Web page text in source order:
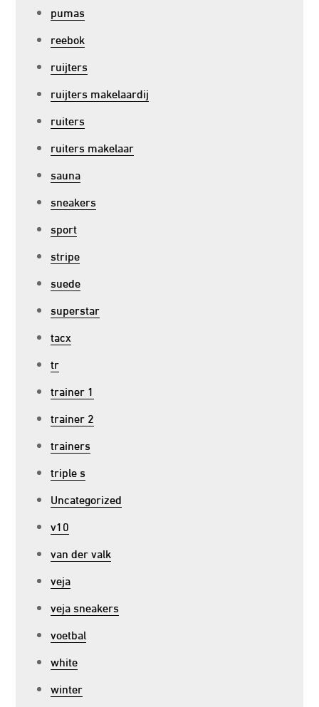
pumas
reebok
ruijters
ruijters makelaardij
ruiters
ruiters makelaar
sauna
sneakers
sport
stripe
suede
superstar
tacx
tr
trainer 1
trainer 2
trainers
triple s
Uncategorized
v10
van der valk
veja
veja sneakers
voetbal
white
winter